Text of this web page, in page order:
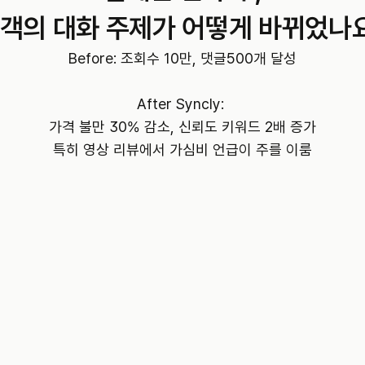
의 대화 주제가 어떻게 바뀌었나
Before: 조회수 10만, 댓글500개 달성
After Syncly:
가격 불만 30% 감소, 신뢰도 키워드 2배 증가
특히 영상 리뷰에서 가심비 언급이 주를 이룸